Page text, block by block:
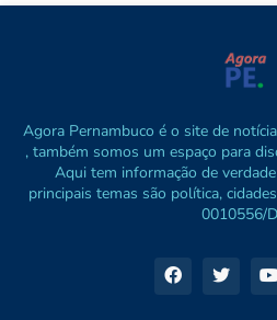
Agora Pernambuco é o site de
, também somos um espaço para
Aqui tem informação de
principais temas são política,
0010556/